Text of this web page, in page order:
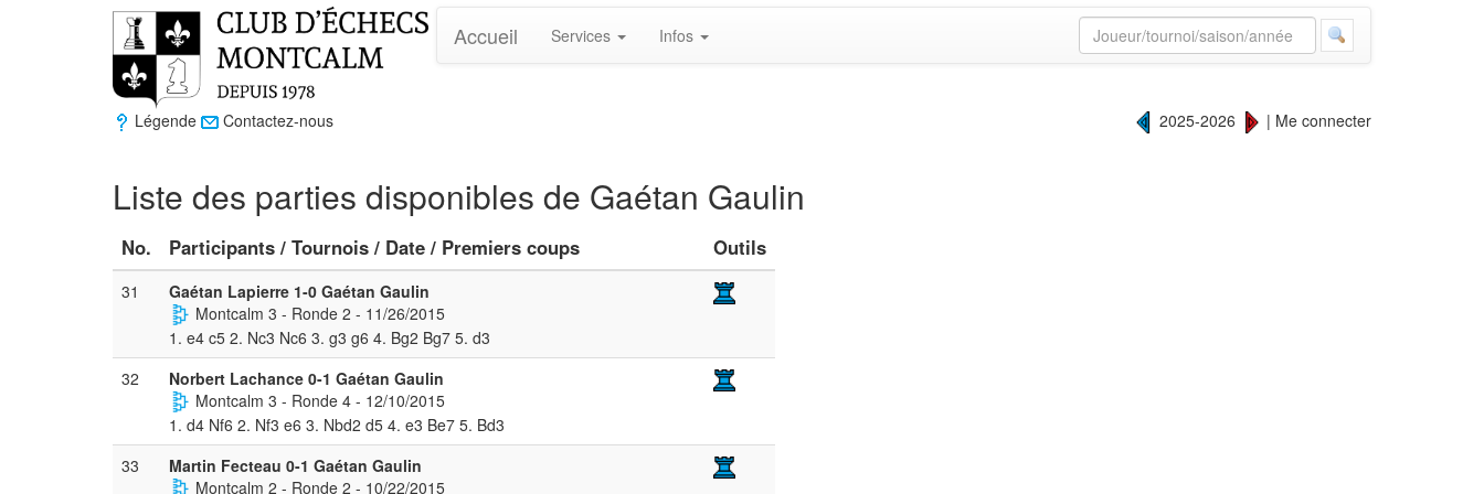
Accueil Services Infos
Légende Contactez-nous 2025-2026 | Me connecter
Liste des parties disponibles de Gaétan Gaulin
No. Participants / Tournois / Date / Premiers coups Outils
31
Gaétan Lapierre 1-0 Gaétan Gaulin
Montcalm 3 - Ronde 2 - 11/26/2015
1. e4 c5 2. Nc3 Nc6 3. g3 g6 4. Bg2 Bg7 5. d3
32
Norbert Lachance 0-1 Gaétan Gaulin
Montcalm 3 - Ronde 4 - 12/10/2015
1. d4 Nf6 2. Nf3 e6 3. Nbd2 d5 4. e3 Be7 5. Bd3
33
Martin Fecteau 0-1 Gaétan Gaulin
Montcalm 2 - Ronde 2 - 10/22/2015